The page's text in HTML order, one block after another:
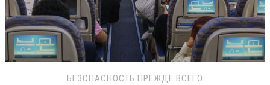
БЕЗОПАСНОСТЬ ПРЕЖДЕ ВСЕГО